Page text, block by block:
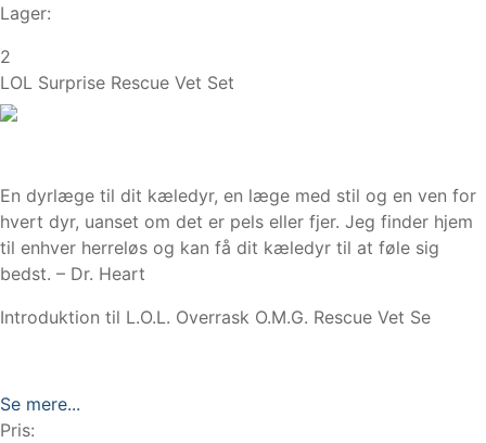
Lager:
2
LOL Surprise Rescue Vet Set
En dyrlæge til dit kæledyr, en læge med stil og en ven for
hvert dyr, uanset om det er pels eller fjer. Jeg finder hjem
til enhver herreløs og kan få dit kæledyr til at føle sig
bedst. – Dr. Heart
Introduktion til L.O.L. Overrask O.M.G. Rescue Vet Se
Se mere...
Pris: